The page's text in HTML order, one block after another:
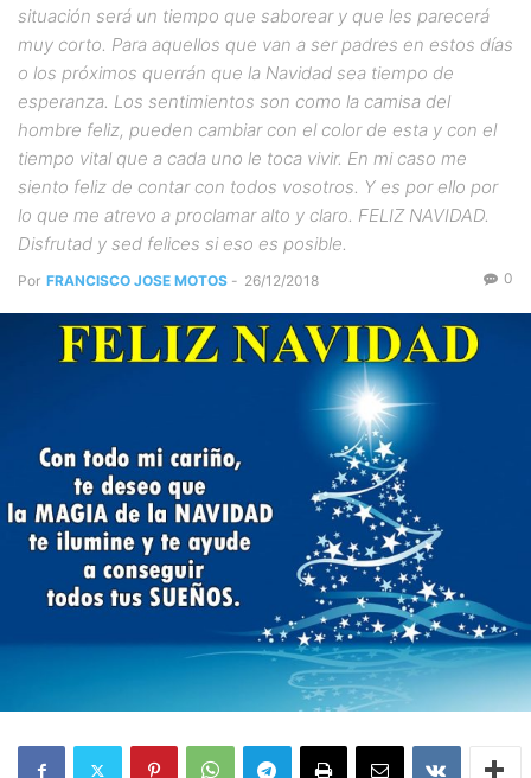
situación será un tiempo que saborear y que les parecerá
muy corto. Para aquellos que van a ser padres en estos días
o los próximos querrán que la Navidad sea tiempo de
esperanza. Los sentimientos son como la camisa del
hombre feliz, pueden cambiar con el color de esta y con el
tiempo vital que a cada uno le toca vivir. En mi caso me
siento feliz de contar con todos vosotros. Y es por ello por
lo que me atrevo a proclamar alto y claro. FELIZ NAVIDAD.
Disfrutad y sed felices si eso es posible.
Por FRANCISCO JOSE MOTOS - 26/12/2018 0